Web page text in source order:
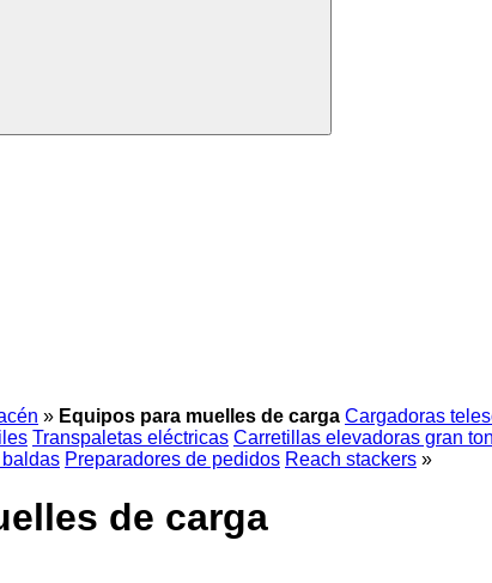
» Equipos para muelles de carga Cargadoras
Transpaletas eléctricas Carretillas elevadoras gran
Preparadores de pedidos Reach stackers »
de carga